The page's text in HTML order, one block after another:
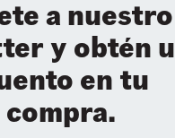
a nuestro
y obtén
en tu